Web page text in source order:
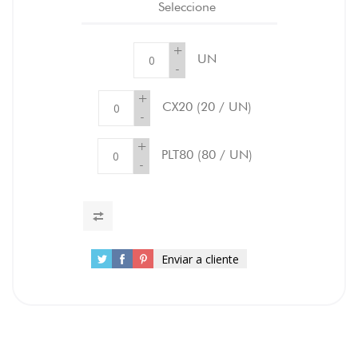
Seleccione
+
-
UN
+
-
CX20 (20 / UN)
+
-
PLT80 (80 / UN)
Enviar a cliente